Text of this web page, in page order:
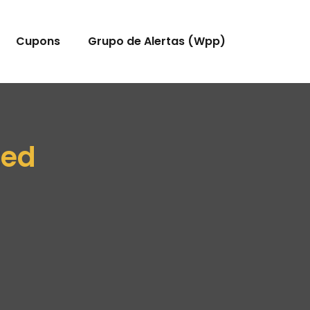
Cupons Grupo de Alertas (Wpp)